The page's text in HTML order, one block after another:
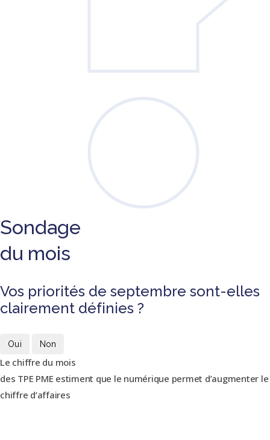
Sondage
du mois
Vos priorités de septembre sont-elles
clairement définies ?
Oui Non
Le chiffre du mois
des TPE PME estiment que le numérique permet d’augmenter le
chiffre d’affaires